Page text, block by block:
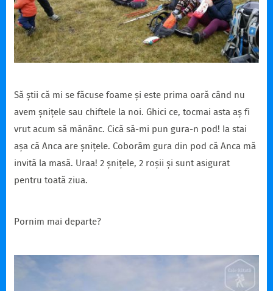
Să știi că mi se făcuse foame și este prima oară când nu
avem șnițele sau chiftele la noi. Ghici ce, tocmai asta aș fi
vrut acum să mănânc. Cică să-mi pun gura-n pod! Ia stai
așa că Anca are șnițele. Coborâm gura din pod că Anca mă
invită la masă. Uraa! 2 șnițele, 2 roșii și sunt asigurat
pentru toată ziua.
Pornim mai departe?